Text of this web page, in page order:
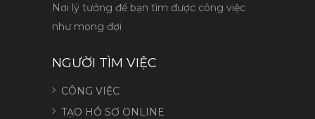
Nơi lý tưởng để bạn tìm được công việc
như mong đợi
NGƯỜI TÌM VIỆC
CÔNG VIỆC
TẠO HỒ SƠ ONLINE